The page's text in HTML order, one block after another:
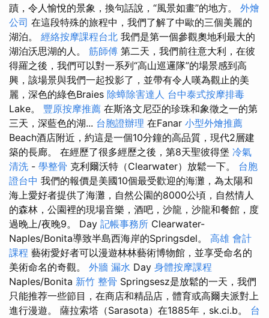
蹟，令人愉悅的景象，換句話說，“風景如畫”的地方。 外燴
公司 在這段特殊的旅程中，我們了解了中歐的三個美麗的
湖泊。 經絡按摩課程台北 我們是第一個參觀奧地利最大的
湖泊沃思湖的人。 筋師傅 第二天，我們前往意大利，在彼
得羅之後，我們可以對一系列“高山巡邏隊”的場景感到高
興，該場景與我們一起投影了，並帶有令人嘆為觀止的美
麗，深色的綠色Braies 除蟑除害達人 台中泰式按摩排毒
Lake。 豐原按摩推薦 在斯洛文尼亞的珍珠和象徵之一的第
三天，深藍色的湖... 台胞證辦理 在Fanar 小型外燴推薦
Beach酒店附近，約這是一個10分鐘的高品質，現代2層建
築的長廊。 在經歷了很多經歷之後，第8天聖彼得堡 冷氣
清洗 - 學整骨 克利爾沃特（Clearwater）放鬆一下。 台胞
證台中 我們的報價是美國10個最受歡迎的海灘，為太陽和
海上愛好者提供了海灘，自然公園的8000公頃，自然情人
的森林，公園裡的現場音樂，酒吧，沙龍，沙龍和餐館，度
過晚上/夜晚9。 Day 記帳事務所 Clearwater-
Naples/Bonita導致半島西海岸的Springsdel。 高雄 會計
課程 藝術愛好者可以漫遊林林藝術博物館，並享受命名的
美術命名的奇觀。 外牆 漏水 Day 身體按摩課程
Naples/Bonita 新竹 整骨 Springsesz是放鬆的一天，我們
只能推荐一些節目，在商店和精品店，體育或高爾夫派對上
進行漫遊。 薩拉索塔（Sarasota）在1885年，sk.ci.b。 台